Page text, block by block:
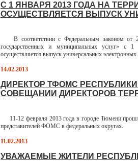
С 1 ЯНВАРЯ 2013 ГОДА НА
ОСУЩЕСТВЛЯЕТСЯ ВЫПУСК
В соответствии с Федеральным законом от
государственных и муниципальных услуг» с
осуществляется выпуск универсальных
14.02.2013
ДИРЕКТОР ТФОМС
СОВЕЩАНИИ ДИРЕКТОРОВ
11-12 февраля 2013 года в городе Тюмени
представителей ФОМС в федеральных округах.
11.02.2013
УВАЖАЕМЫЕ ЖИТЕЛИ